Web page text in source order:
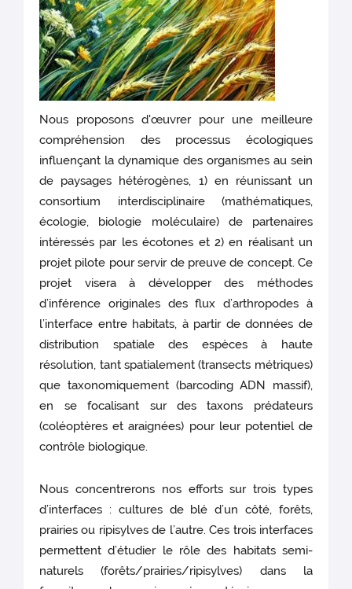
Nous proposons d'œuvrer pour une meilleure
compréhension des processus écologiques
influençant la dynamique des organismes au sein
de paysages hétérogènes, 1) en réunissant un
consortium interdisciplinaire (mathématiques,
écologie, biologie moléculaire) de partenaires
intéressés par les écotones et 2) en réalisant un
projet pilote pour servir de preuve de concept. Ce
projet visera à développer des méthodes
d’inférence originales des flux d’arthropodes à
l’interface entre habitats, à partir de données de
distribution spatiale des espèces à haute
résolution, tant spatialement (transects métriques)
que taxonomiquement (barcoding ADN massif),
en se focalisant sur des taxons prédateurs
(coléoptères et araignées) pour leur potentiel de
contrôle biologique.
Nous concentrerons nos efforts sur trois types
d’interfaces : cultures de blé d’un côté, forêts,
prairies ou ripisylves de l’autre. Ces trois interfaces
permettent d’étudier le rôle des habitats semi-
naturels (forêts/prairies/ripisylves) dans la